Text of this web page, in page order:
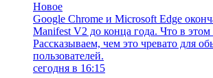
Новое
Google Chrome и Microsoft Edge
Manifest V2 до конца года. Что в этом
Рассказываем, чем это чревато для
пользователей.
сегодня в 16:15